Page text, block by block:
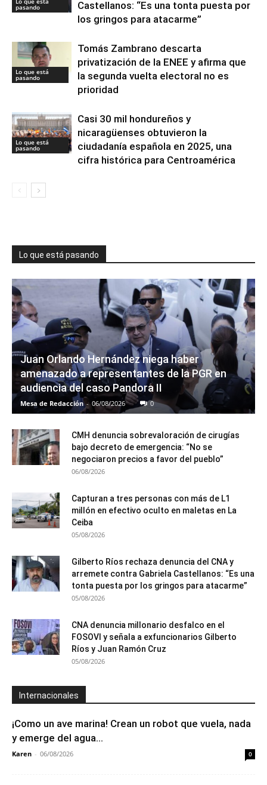
pasando
Castellanos: “Es una tonta puesta por
los gringos para atacarme”
Lo que está
pasando
Tomás Zambrano descarta
privatización de la ENEE y afirma que
la segunda vuelta electoral no es
prioridad
Lo que está
pasando
Casi 30 mil hondureños y
nicaragüenses obtuvieron la
ciudadanía española en 2025, una
cifra histórica para Centroamérica
Lo que está pasando
Juan Orlando Hernández niega haber
amenazado a representantes de la PGR en
audiencia del caso Pandora II
Mesa de Redacción - 06/08/2026 0
CMH denuncia sobrevaloración de cirugías
bajo decreto de emergencia: “No se
negociaron precios a favor del pueblo”
06/08/2026
Capturan a tres personas con más de L1
millón en efectivo oculto en maletas en La
Ceiba
05/08/2026
Gilberto Ríos rechaza denuncia del CNA y
arremete contra Gabriela Castellanos: “Es una
tonta puesta por los gringos para atacarme”
05/08/2026
CNA denuncia millonario desfalco en el
FOSOVI y señala a exfuncionarios Gilberto
Ríos y Juan Ramón Cruz
05/08/2026
Internacionales
¡Como un ave marina! Crean un robot que vuela, nada
y emerge del agua...
Karen - 06/08/2026 0